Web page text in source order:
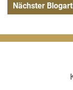
Nächster